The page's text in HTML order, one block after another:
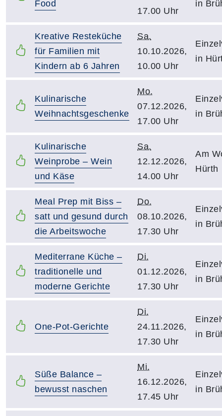
Food
17.00 Uhr
in
Kreative Resteküche
für Familien mit
Kindern ab 6 Jahren
Sa.
10.10.2026,
10.00 Uhr
in
Kulinarische
Weihnachtsgeschenke
Mo.
07.12.2026,
17.00 Uhr
in
Kulinarische
Weinprobe – Wein
und Käse
Sa.
12.12.2026,
14.00 Uhr
Am
Hürth
Meal Prep mit Biss –
satt und gesund durch
die Arbeitswoche
Do.
08.10.2026,
17.30 Uhr
in
Mediterrane Küche –
traditionelle und
moderne Gerichte
Di.
01.12.2026,
17.30 Uhr
in
One-Pot-Gerichte
Di.
24.11.2026,
17.30 Uhr
in
Süße Balance –
bewusst naschen
Mi.
16.12.2026,
17.45 Uhr
in